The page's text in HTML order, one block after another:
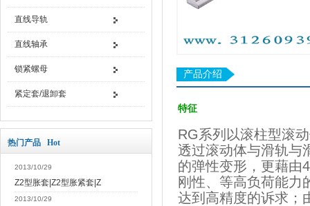
直线导轨
直线轴承
锁紧螺母
紧定套/退卸套
热门产品 Hot
2013/10/29
Z2型胀套|Z2型胀紧套|Z
2013/10/29
产品介绍
特征
RG系列以滚柱型滚
透过滚动体与滑轨与
的弹性变形，更藉由
刚性、等高负荷能力
达到高精度的诉求；